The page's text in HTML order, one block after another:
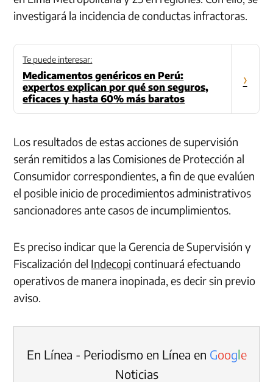
investigará la incidencia de conductas infractoras.
Te puede interesar:
Medicamentos genéricos en Perú:
expertos explican por qué son seguros,
eficaces y hasta 60% más baratos
›
Los resultados de estas acciones de supervisión
serán remitidos a las Comisiones de Protección al
Consumidor correspondientes, a fin de que evalúen
el posible inicio de procedimientos administrativos
sancionadores ante casos de incumplimientos.
Es preciso indicar que la Gerencia de Supervisión y
Fiscalización del Indecopi continuará efectuando
operativos de manera inopinada, es decir sin previo
aviso.
En Línea - Periodismo en Línea en Google
Noticias